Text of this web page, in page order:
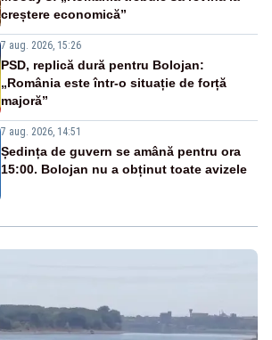
creștere economică”
7 aug. 2026, 15:26
PSD, replică dură pentru Bolojan:
„România este într-o situație de forță
majoră”
7 aug. 2026, 14:51
Ședința de guvern se amână pentru ora
15:00. Bolojan nu a obținut toate avizele